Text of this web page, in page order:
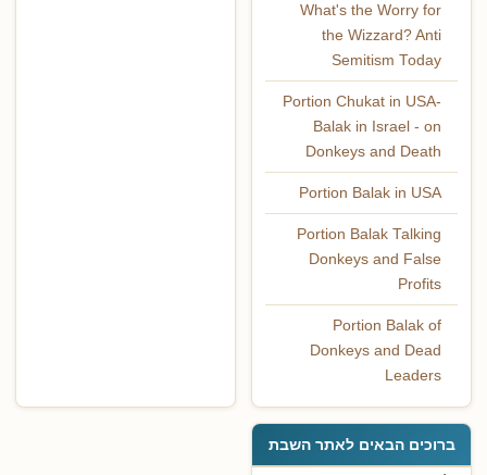
What's the Worry for
the Wizzard? Anti
Semitism Today
Portion Chukat in USA-
Balak in Israel - on
Donkeys and Death
Portion Balak in USA
Portion Balak Talking
Donkeys and False
Profits
Portion Balak of
Donkeys and Dead
Leaders
ברוכים הבאים לאתר השבת